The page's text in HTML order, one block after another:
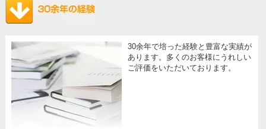
30余年で培った経験と豊富な実績が
あります。多くのお客様にうれしい
ご評価をいただいております。